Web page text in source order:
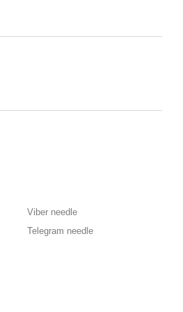
Viber needle
Telegram needle